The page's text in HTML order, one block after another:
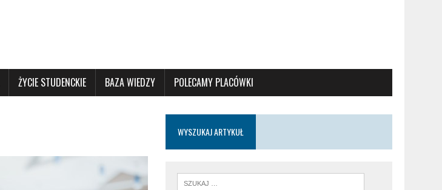
ŻYCIE STUDENCKIE BAZA WIEDZY POLECAMY PLACÓWKI
WYSZUKAJ ARTYKUŁ